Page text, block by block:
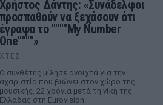
Χρήστος Δάντης: «Συνάδελφοι
προσπαθούν να ξεχάσουν ότι
έγραψα το """"My Number
One""""»
ΧΤΕΣ
Ο συνθέτης μίλησε ανοιχτά για την
αχαριστία που βιώνει στον χώρο της
μουσικής, 22 χρόνια μετά τη νίκη της
Ελλάδας στη Eurovision.